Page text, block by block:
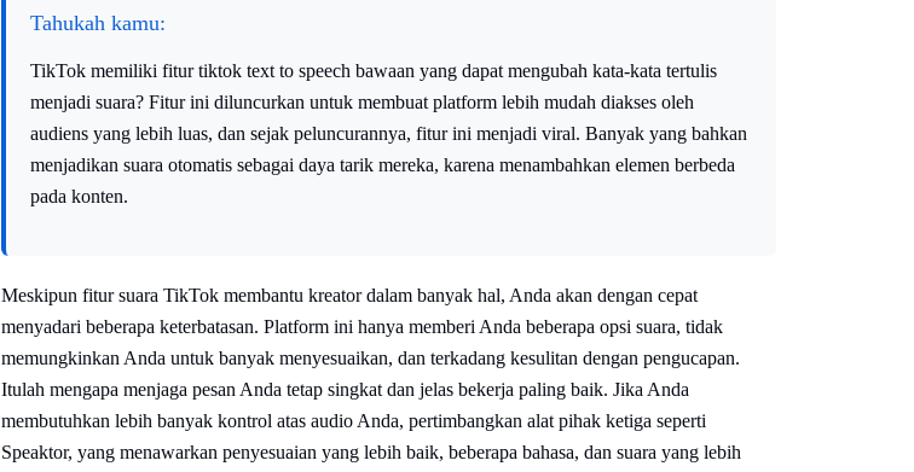
Tahukah kamu:
TikTok memiliki fitur tiktok text to speech bawaan yang dapat mengubah kata-kata tertulis
menjadi suara? Fitur ini diluncurkan untuk membuat platform lebih mudah diakses oleh
audiens yang lebih luas, dan sejak peluncurannya, fitur ini menjadi viral. Banyak yang bahkan
menjadikan suara otomatis sebagai daya tarik mereka, karena menambahkan elemen berbeda
pada konten.
Meskipun fitur suara TikTok membantu kreator dalam banyak hal, Anda akan dengan cepat
menyadari beberapa keterbatasan. Platform ini hanya memberi Anda beberapa opsi suara, tidak
memungkinkan Anda untuk banyak menyesuaikan, dan terkadang kesulitan dengan pengucapan.
Itulah mengapa menjaga pesan Anda tetap singkat dan jelas bekerja paling baik. Jika Anda
membutuhkan lebih banyak kontrol atas audio Anda, pertimbangkan alat pihak ketiga seperti
Speaktor, yang menawarkan penyesuaian yang lebih baik, beberapa bahasa, dan suara yang lebih